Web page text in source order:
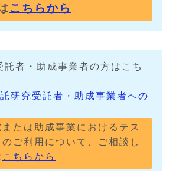
こちらから
者・助成事業者の方はこち
研究受託者・助成事業者への
たは助成事業におけるテス
のご利用について、ご相談し
こちらから